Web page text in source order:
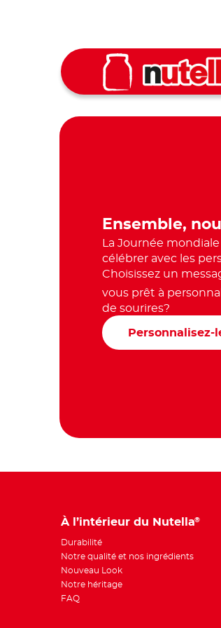
Ensemble,
La Journée
célébrer avec les
Choisissez un
vous prêt à
de sourires?
Personnalisez-
À l’intérieur du Nutella®
Durabilité
Notre qualité et nos ingrédients
Nouveau Look
Notre héritage
FAQ